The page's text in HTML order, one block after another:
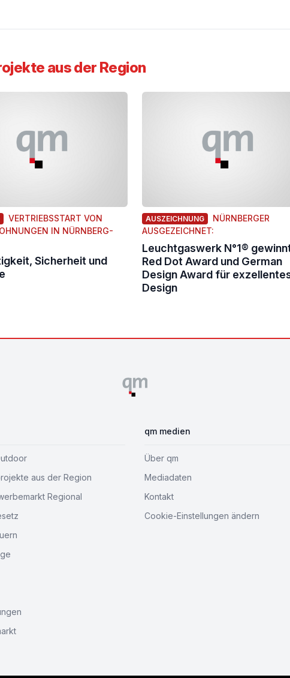
aus der Region
VERTRIEBSSTART VON
IN NÜRNBERG-
Sicherheit und
AUSZEICHNUNG
NÜRNBERGER
AUSGEZEICHNET:
Leuchtgaswerk N°1®
Red Dot Award und German
Design Award für
Design
aus der Region
Regional
qm medien
Über qm
Mediadaten
Kontakt
Cookie-Einstellungen ändern